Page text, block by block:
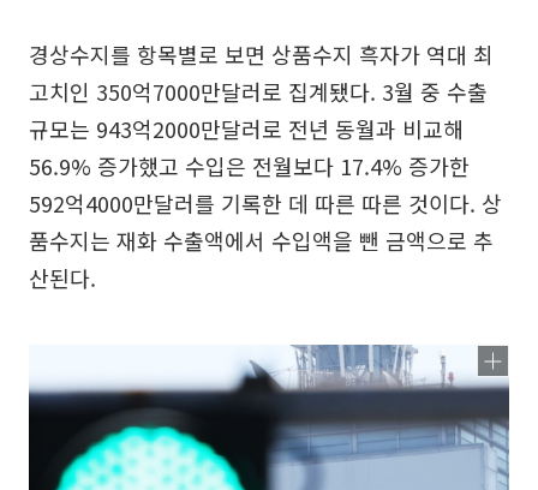
경상수지를 항목별로 보면 상품수지 흑자가 역대 최
고치인 350억7000만달러로 집계됐다. 3월 중 수출
규모는 943억2000만달러로 전년 동월과 비교해
56.9% 증가했고 수입은 전월보다 17.4% 증가한
592억4000만달러를 기록한 데 따른 따른 것이다. 상
품수지는 재화 수출액에서 수입액을 뺀 금액으로 추
산된다.